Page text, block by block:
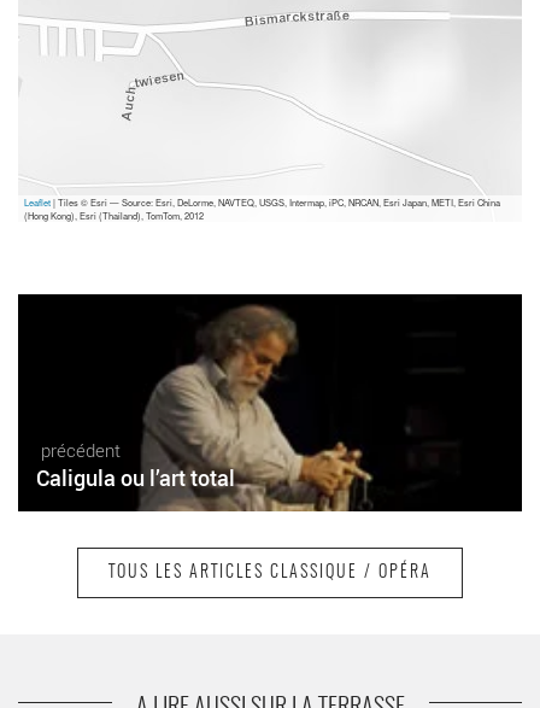
Leaflet| Tiles © Esri — Source: Esri, DeLorme, NAVTEQ, USGS, Intermap, iPC, NRCAN, Esri Japan, METI, Esri China
(Hong Kong), Esri (Thailand), TomTom, 2012
précédent
Caligula ou l’art total
Orchestre National d’Ile-de-France
TOUS LES ARTICLES CLASSIQUE / OPÉRA